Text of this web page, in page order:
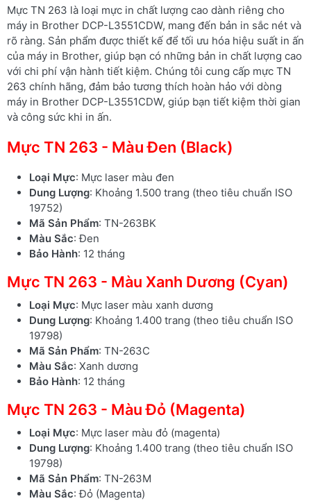
Mực TN 263 là loại mực in chất lượng cao dành riêng cho
máy in Brother DCP-L3551CDW, mang đến bản in sắc nét và
rõ ràng. Sản phẩm được thiết kế để tối ưu hóa hiệu suất in ấn
của máy in Brother, giúp bạn có những bản in chất lượng cao
với chi phí vận hành tiết kiệm. Chúng tôi cung cấp mực TN
263 chính hãng, đảm bảo tương thích hoàn hảo với dòng
máy in Brother DCP-L3551CDW, giúp bạn tiết kiệm thời gian
và công sức khi in ấn.
Mực TN 263 - Màu Đen (Black)
Loại Mực: Mực laser màu đen
Dung Lượng: Khoảng 1.500 trang (theo tiêu chuẩn ISO
19752)
Mã Sản Phẩm: TN-263BK
Màu Sắc: Đen
Bảo Hành: 12 tháng
Mực TN 263 - Màu Xanh Dương (Cyan)
Loại Mực: Mực laser màu xanh dương
Dung Lượng: Khoảng 1.400 trang (theo tiêu chuẩn ISO
19798)
Mã Sản Phẩm: TN-263C
Màu Sắc: Xanh dương
Bảo Hành: 12 tháng
Mực TN 263 - Màu Đỏ (Magenta)
Loại Mực: Mực laser màu đỏ (magenta)
Dung Lượng: Khoảng 1.400 trang (theo tiêu chuẩn ISO
19798)
Mã Sản Phẩm: TN-263M
Màu Sắc: Đỏ (Magenta)